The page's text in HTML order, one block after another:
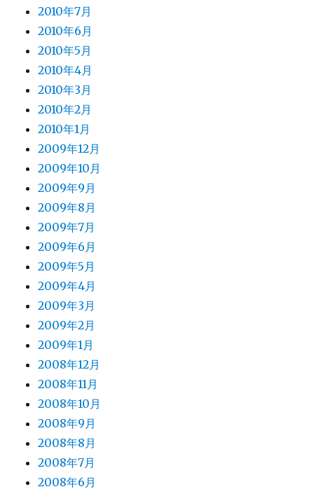
2010年7月
2010年6月
2010年5月
2010年4月
2010年3月
2010年2月
2010年1月
2009年12月
2009年10月
2009年9月
2009年8月
2009年7月
2009年6月
2009年5月
2009年4月
2009年3月
2009年2月
2009年1月
2008年12月
2008年11月
2008年10月
2008年9月
2008年8月
2008年7月
2008年6月